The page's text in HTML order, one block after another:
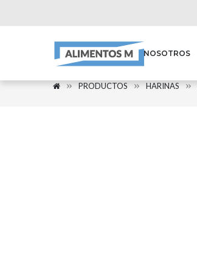
NOSOTROS
PRODUCTOS HARINAS